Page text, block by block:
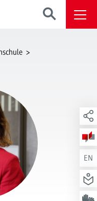
EN